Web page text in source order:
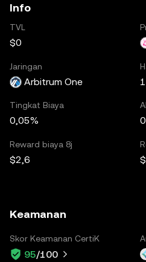
Info
TVL
$0
Jaringan
Arbitrum One
Tingkat Biaya
0,05%
Reward biaya 8j
$2,6
Keamanan
Skor Keamanan CertiK
95/100